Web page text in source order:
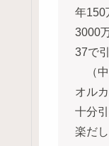
年150
3000
37で
（中
オル
十分
楽だ